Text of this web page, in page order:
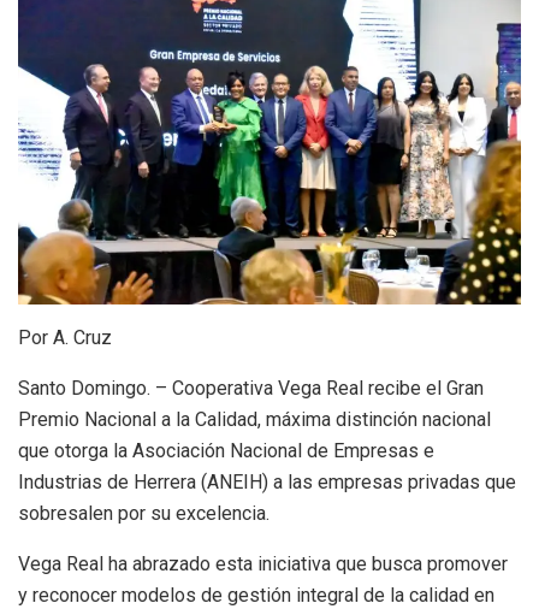
Por A. Cruz
Santo Domingo. – Cooperativa Vega Real recibe el Gran
Premio Nacional a la Calidad, máxima distinción nacional
que otorga la Asociación Nacional de Empresas e
Industrias de Herrera (ANEIH) a las empresas privadas que
sobresalen por su excelencia.
Vega Real ha abrazado esta iniciativa que busca promover
y reconocer modelos de gestión integral de la calidad en